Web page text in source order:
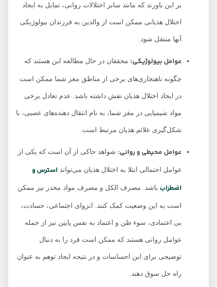
بر این باورند که مانند سایر اختلالات روانی، تمایل به ایجاد
اختلال هذیانی ممکن است از والدین به فرزندان بیولوژیکی
آنها منتقل شود.
عوامل بیولوژیکی:محققان در حال مطالعه این هستند که
چگونه ناهنجاری‌های برخی از مناطق مغز شما ممکن است
در ایجاد اختلال هذیان نقش داشته باشد. عدم تعادل برخی
مواد شیمیایی در مغز شما، به نام انتقال دهنده‌های عصبی، با
شکل‌گیری علائم هذیان مرتبط است.
عوامل محیطی و روانی:شواهد حاکی از آن است که یکی از
عوامل احتمالی ابتلا به اختلال هذیان می‌توانداسترس و
اضطرابباشد. مصرف الکل و مصرف مواد مخدر نیز ممکن
است به این وضعیت کمک کنند. انزوای اجتماعی، حسادت،
بی اعتمادی، سوء ظن و اعتماد به نفس پایین نیز از جمله
عوامل روانی هستند که ممکن است فرد را به دنبال
توضیحی برای این احساسات و در نتیجه ایجاد توهم به عنوان
راه حل سوق دهند.